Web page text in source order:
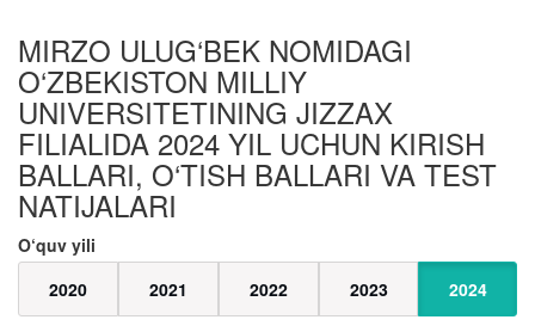
MIRZO ULUG‘BEK NOMIDAGI
O‘ZBEKISTON MILLIY
UNIVERSITETINING JIZZAX
FILIALIDA 2024 YIL UCHUN KIRISH
BALLARI, O‘TISH BALLARI VA TEST
NATIJALARI
O‘quv yili
2020
2021 2022 2023 2024